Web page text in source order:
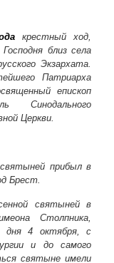
крестный ход,
близ села
Экзархата.
Патриарха
епископ
Синодального
Церкви.
прибыл в
Брест.
святыней в
Столпника,
дня 4 октября, с
и до самого
святыне имели